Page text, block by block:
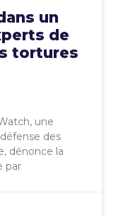
un
de
tortures
une
des
dénonce la
par